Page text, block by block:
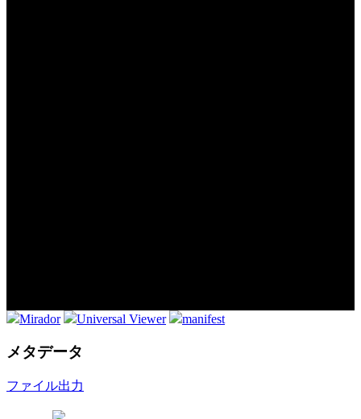
Mirador Universal Viewer manifest
メタデータ
ファイル出力